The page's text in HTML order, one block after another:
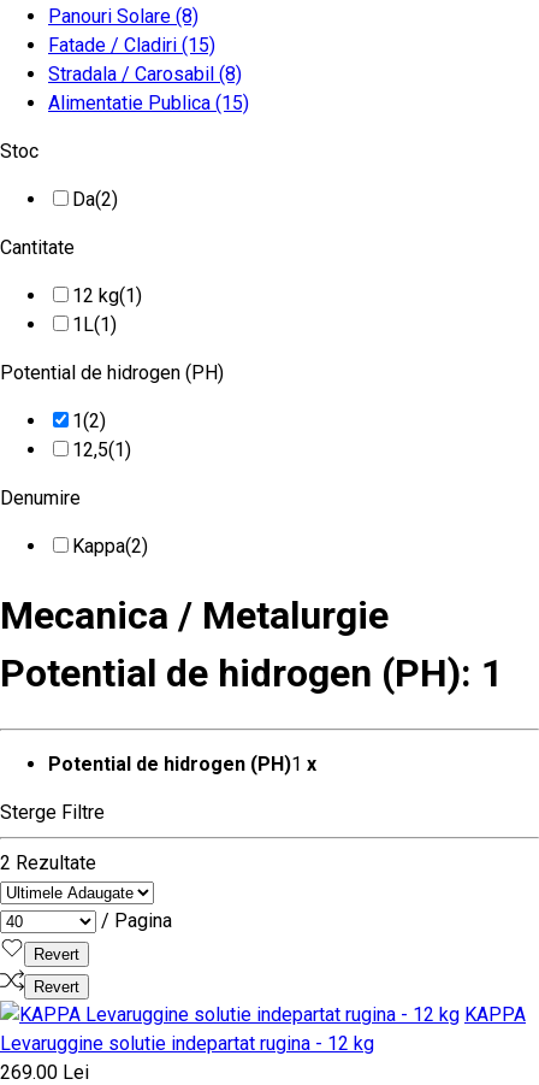
Panouri Solare (8)
Fatade / Cladiri (15)
Stradala / Carosabil (8)
Alimentatie Publica (15)
Stoc
Da(2)
Cantitate
12 kg(1)
1L(1)
Potential de hidrogen (PH)
1(2)
12,5(1)
Denumire
Kappa(2)
Mecanica / Metalurgie
Potential de hidrogen (PH): 1
Potential de hidrogen (PH)1 x
Sterge Filtre
2 Rezultate
/ Pagina
Revert
Revert
KAPPA
Levaruggine solutie indepartat rugina - 12 kg
269.00 Lei